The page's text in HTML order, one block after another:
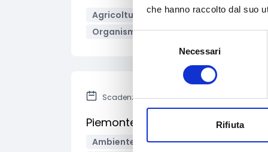
che hanno raccolto dal suo
Necessari
Rifiuta
Agricoltura e sviluppo rurale
Organismi di formazione
Bandi
Scadenza: 9 aprile 2025
Piemonte - Sviluppo e
Ambiente e Sviluppo sostenibile